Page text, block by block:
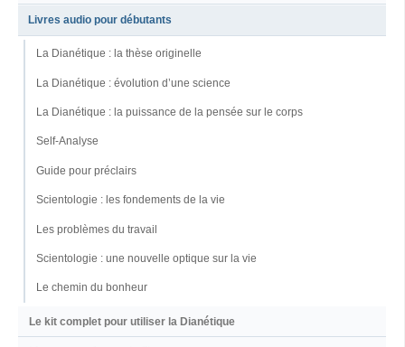
Livres audio pour débutants
La Dianétique : la thèse originelle
La Dianétique : évolution d’une science
La Dianétique : la puissance de la pensée sur le corps
Self-Analyse
Guide pour préclairs
Scientologie : les fondements de la vie
Les problèmes du travail
Scientologie : une nouvelle optique sur la vie
Le chemin du bonheur
Le kit complet pour utiliser la Dianétique